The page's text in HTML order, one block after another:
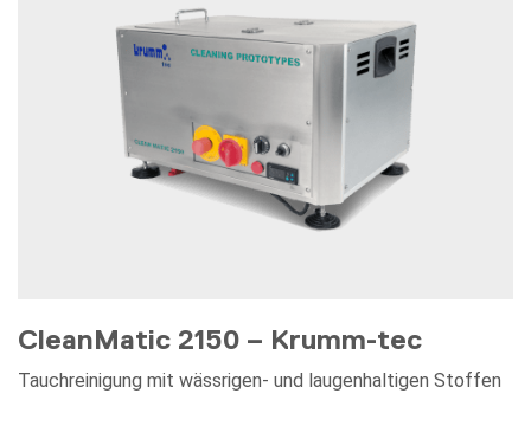
CleanMatic 2150 – Krumm-tec
Tauchreinigung mit wässrigen- und laugenhaltigen Stoffen